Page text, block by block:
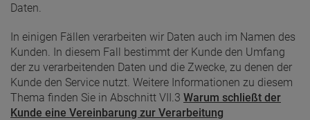
Daten.
In einigen Fällen verarbeiten wir Daten auch im Namen des
Kunden. In diesem Fall bestimmt der Kunde den Umfang
der zu verarbeitenden Daten und die Zwecke, zu denen der
Kunde den Service nutzt. Weitere Informationen zu diesem
Thema finden Sie in Abschnitt VII.3 Warum schließt der
Kunde eine Vereinbarung zur Verarbeitung